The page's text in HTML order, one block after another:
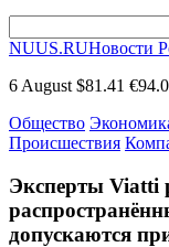
NUUS.RUНовости
6 August $81.41
Общество
Происшествия
Эксперты Viatti
допускаются